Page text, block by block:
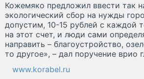
Кожемяко предложил ввести так
экологический сбор на нужды
допустим, 10-15 рублей с каждой
на этот счет, и люди сами
направить – благоустройство,
то другое», – дал поручение врио
www.korabel.ru